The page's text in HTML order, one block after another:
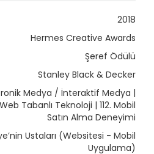
2018
Hermes Creative Awards
Şeref Ödülü
Stanley Black & Decker
Medya / İnteraktif Medya |
Tabanlı Teknoloji | 112. Mobil
Satın Alma Deneyimi
Ustaları (Websitesi - Mobil
Uygulama)